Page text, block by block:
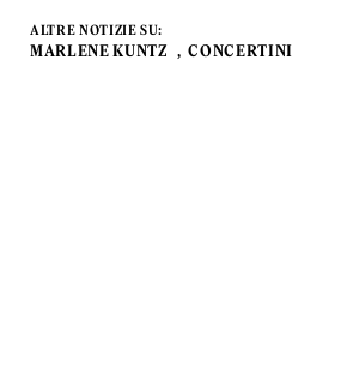
ALTRE NOTIZIE SU:
MARLENE KUNTZ CONCERTINI